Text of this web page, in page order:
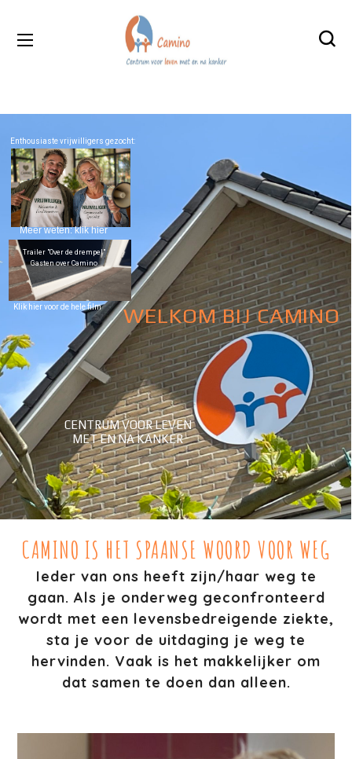
CENTRUM VOOR LEVEN
MET EN NA KANKER
WELKOM BIJ CAMINO
Meer weten: klik hier
Enthousiaste vrijwilligers gezocht:
Klik hier voor de hele film
Trailer "Over de drempel"
Gasten over Camino
CAMINO IS HET SPAANSE WOORD VOOR WEG
Ieder van ons heeft zijn/haar weg te
gaan. Als je onderweg geconfronteerd
wordt met een levensbedreigende ziekte,
sta je voor de uitdaging je weg te
hervinden. Vaak is het makkelijker om
dat samen te doen dan alleen.